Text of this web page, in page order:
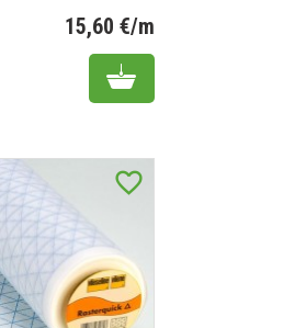
15,60 €/m
Add to cart
favorite_border